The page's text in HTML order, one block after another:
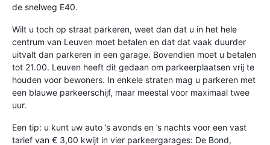
de snelweg E40.
Wilt u toch op straat parkeren, weet dan dat u in het hele
centrum van Leuven moet betalen en dat dat vaak duurder
uitvalt dan parkeren in een garage. Bovendien moet u betalen
tot 21.00. Leuven heeft dit gedaan om parkeerplaatsen vrij te
houden voor bewoners. In enkele straten mag u parkeren met
een blauwe parkeerschijf, maar meestal voor maximaal twee
uur.
Een tip: u kunt uw auto ’s avonds en ’s nachts voor een vast
tarief van € 3,00 kwijt in vier parkeergarages: De Bond,